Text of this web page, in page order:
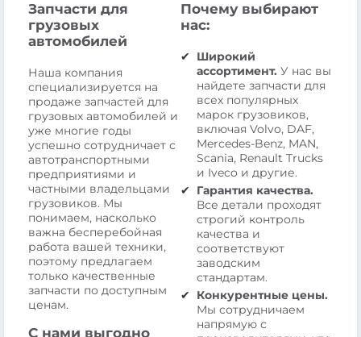
Запчасти для
грузовых
автомобилей
Наша компания
специализируется на
продаже запчастей для
грузовых автомобилей и
уже многие годы
успешно сотрудничает с
автотранспортными
предприятиями и
частными владельцами
грузовиков. Мы
понимаем, насколько
важна бесперебойная
работа вашей техники,
поэтому предлагаем
только качественные
запчасти по доступным
ценам.
С нами выгодно
Почему выбирают
нас:
Широкий
ассортимент. У нас вы
найдете запчасти для
всех популярных
марок грузовиков,
включая Volvo, DAF,
Mercedes-Benz, MAN,
Scania, Renault Trucks
и Iveco и другие.
Гарантия качества.
Все детали проходят
строгий контроль
качества и
соответствуют
заводским
стандартам.
Конкурентные цены.
Мы сотрудничаем
напрямую с